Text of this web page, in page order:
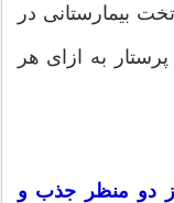
بیمارستانی در
یک پرستار به ازای هر
دو منظر جذب و